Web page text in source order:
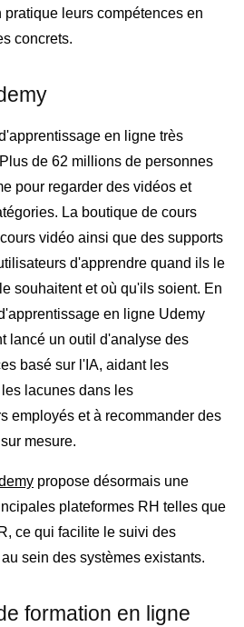
leurs compétences en
concrets.
en ligne très
de 62 millions de personnes
pour regarder des vidéos et
La boutique de cours
vidéo ainsi que des supports
d'apprendre quand ils le
souhaitent et où qu'ils soient. En
en ligne Udemy
lancé un outil d'analyse des
basé sur l'IA, aidant les
lacunes dans les
employés et à recommander des
mesure.
propose désormais une
plateformes RH telles que
ce qui facilite le suivi des
sein des systèmes existants.
formation en ligne